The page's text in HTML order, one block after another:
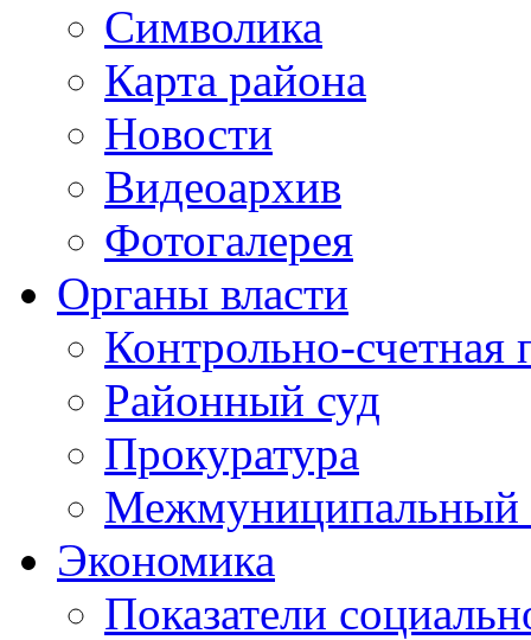
Символика
Карта района
Новости
Видеоархив
Фотогалерея
Органы власти
Контрольно-счетная
Районный суд
Прокуратура
Межмуниципальный
Экономика
Показатели